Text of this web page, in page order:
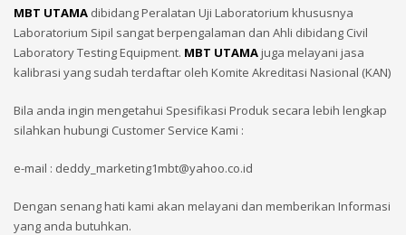
MBT UTAMA dibidang Peralatan Uji Laboratorium khususnya
Laboratorium Sipil sangat berpengalaman dan Ahli dibidang Civil
Laboratory Testing Equipment. MBT UTAMAjuga melayani jasa
kalibrasi yang sudah terdaftar oleh Komite Akreditasi Nasional (KAN)
Bila anda ingin mengetahui Spesifikasi Produk secara lebih lengkap
silahkan hubungi Customer Service Kami :
e-mail : deddy_marketing1mbt@yahoo.co.id
Dengan senang hati kami akan melayani dan memberikan Informasi
yang anda butuhkan.